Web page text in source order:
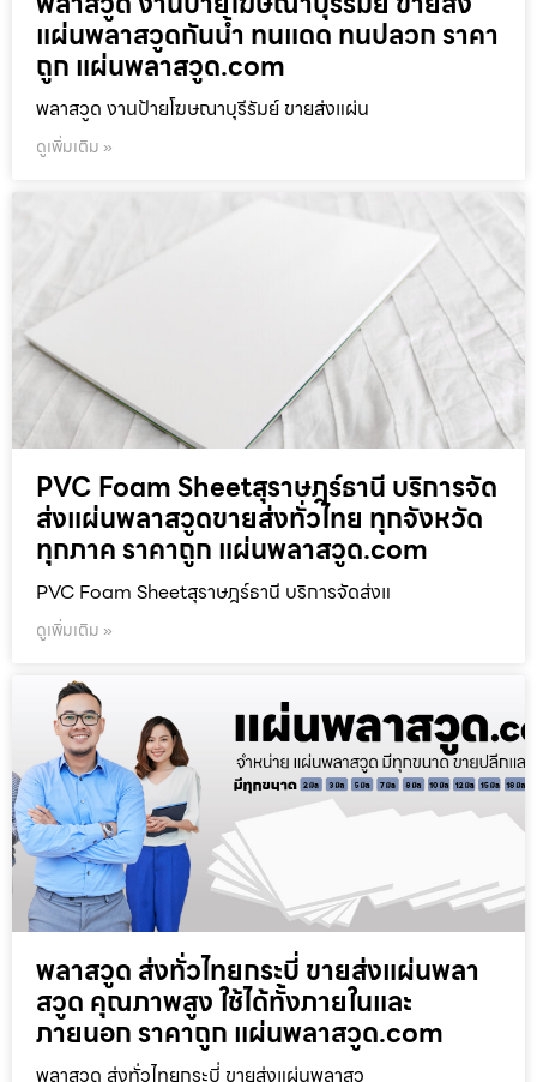
แผ่นพลาสวูดกันน้ำ ทนแดด ทนปลวก ราคา
ถูก แผ่นพลาสวูด.com
พลาสวูด งานป้ายโฆษณาบุรีรัมย์ ขายส่งแผ่น
ดูเพิ่มเติม »
PVC Foam Sheetสุราษฎร์ธานี บริการจัด
ส่งแผ่นพลาสวูดขายส่งทั่วไทย ทุกจังหวัด
ทุกภาค ราคาถูก แผ่นพลาสวูด.com
PVC Foam Sheetสุราษฎร์ธานี บริการจัดส่งแ
ดูเพิ่มเติม »
พลาสวูด ส่งทั่วไทยกระบี่ ขายส่งแผ่นพลา
สวูด คุณภาพสูง ใช้ได้ทั้งภายในและ
ภายนอก ราคาถูก แผ่นพลาสวูด.com
พลาสวูด ส่งทั่วไทยกระบี่ ขายส่งแผ่นพลาสว